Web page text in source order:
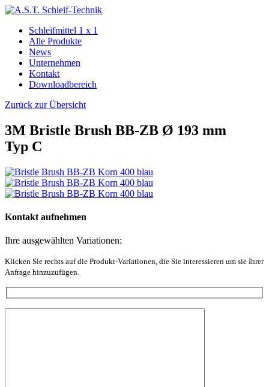
Schleifmittel 1 x 1
Alle Produkte
News
Unternehmen
Kontakt
Downloadbereich
Zurück zur Übersicht
3M Bristle Brush BB‑ZB Ø 193 mm
Typ C
Kontakt aufnehmen
Ihre ausgewählten Variationen:
Klicken Sie rechts auf die Produkt-Variationen, die Sie interessieren um sie Ihrer
Anfrage hinzuzufügen.